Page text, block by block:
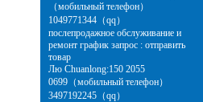
（мобильный телефон）
1049771344（qq）
послепродажное обслуживание и
ремонт график запрос : отправить
товар
Лю Chuanlong:150 2055
0699（мобильный телефон）
3497192245（qq）